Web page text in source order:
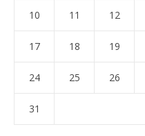
10 11 12
17 18 19
24 25 26
31